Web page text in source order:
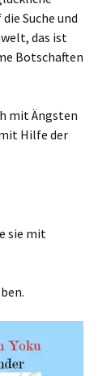
Suche und
das ist
Botschaften
mit Ängsten
Hilfe der
sie mit